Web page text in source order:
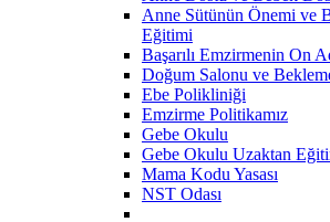
Anne Sütünün Önemi ve
Eğitimi
Başarılı Emzirmenin On
Doğum Salonu ve
Ebe Polikliniği
Emzirme Politikamız
Gebe Okulu
Gebe Okulu Uzaktan
Mama Kodu Yasası
NST Odası